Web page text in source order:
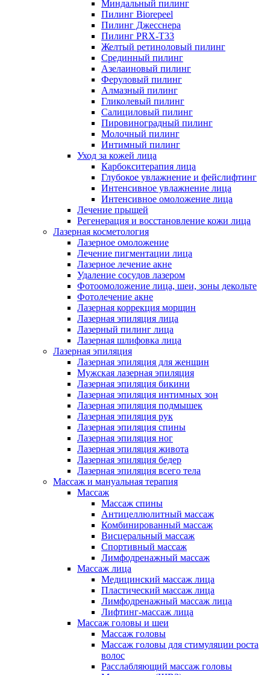
Миндальный пилинг
Пилинг Biorepeel
Пилинг Джесснера
Пилинг PRX-T33
Желтый ретиноловый пилинг
Срединный пилинг
Азелаиновый пилинг
Феруловый пилинг
Алмазный пилинг
Гликолевый пилинг
Салициловый пилинг
Пировиноградный пилинг
Молочный пилинг
Интимный пилинг
Уход за кожей лица
Карбокситерапия лица
Глубокое увлажнение и фейслифтинг
Интенсивное увлажнение лица
Интенсивное омоложение лица
Лечение прыщей
Регенерация и восстановление кожи лица
Лазерная косметология
Лазерное омоложение
Лечение пигментации лица
Лазерное лечение акне
Удаление сосудов лазером
Фотоомоложение лица, шеи, зоны декольте
Фотолечение акне
Лазерная коррекция морщин
Лазерная эпиляция лица
Лазерный пилинг лица
Лазерная шлифовка лица
Лазерная эпиляция
Лазерная эпиляция для женщин
Мужская лазерная эпиляция
Лазерная эпиляция бикини
Лазерная эпиляция интимных зон
Лазерная эпиляция подмышек
Лазерная эпиляция рук
Лазерная эпиляция спины
Лазерная эпиляция ног
Лазерная эпиляция живота
Лазерная эпиляция бедер
Лазерная эпиляция всего тела
Массаж и мануальная терапия
Массаж
Массаж спины
Антицеллюлитный массаж
Комбинированный массаж
Висцеральный массаж
Спортивный массаж
Лимфодренажный массаж
Массаж лица
Медицинский массаж лица
Пластический массаж лица
Лимфодренажный массаж лица
Лифтинг-массаж лица
Массаж головы и шеи
Массаж головы
Массаж головы для стимуляции роста
волос
Расслабляющий массаж головы